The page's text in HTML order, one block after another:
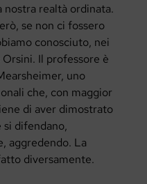
realtà ordinata.
se non ci fossero
conosciuto, nei
Il professore è
uno
che, con maggior
di aver dimostrato
difendano,
aggredendo. La
diversamente.